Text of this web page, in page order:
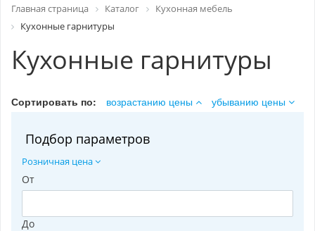
Главная страница Каталог
Кухонная мебель
Кухонные гарнитуры
Кухонные гарнитуры
Сортировать по: возрастанию цены убыванию цены
Подбор параметров
Розничная цена
От
До